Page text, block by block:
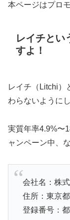
本ページはプロ
レイチとい
すよ！
レイチ（Litchi）
わらないように
実質年率4.9%〜
ャンペーン中、
会社名：株
住所：東京
登録番号：